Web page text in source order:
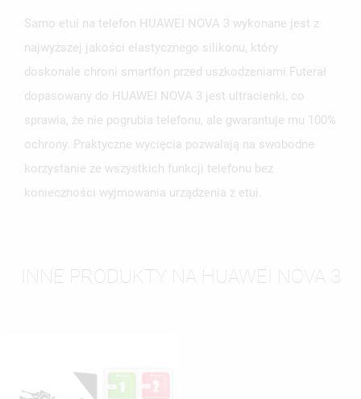
Samo etui na telefon HUAWEI NOVA 3 wykonane jest z
najwyższej jakości elastycznego silikonu, który
doskonale chroni smartfon przed uszkodzeniami.Futerał
dopasowany do HUAWEI NOVA 3 jest ultracienki, co
sprawia, że nie pogrubia telefonu, ale gwarantuje mu 100%
ochrony. Praktyczne wycięcia pozwalają na swobodne
korzystanie ze wszystkich funkcji telefonu bez
konieczności wyjmowania urządzenia z etui.
INNE PRODUKTY NA HUAWEI NOVA 3
UTWÓRZ NOWĄ LISTĘ
ANULUJ UTWÓRZ LISTĘ ŻYCZEŃ
ZALOGUJ SIĘ